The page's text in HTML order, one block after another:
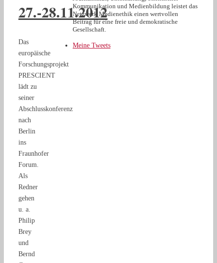
27.-28.11.2012
Das
europäische
Forschungsprojekt
PRESCIENT
lädt zu
seiner
Abschlusskonferenz
nach
Berlin
ins
Fraunhofer
Forum.
Als
Redner
gehen
u. a.
Philip
Brey
und
Bernd
Kommunikation und Medienbildung leistet das
Netzwerk Medienethik einen wertvollen
Beitrag für eine freie und demokratische
Gesellschaft.
Meine Tweets